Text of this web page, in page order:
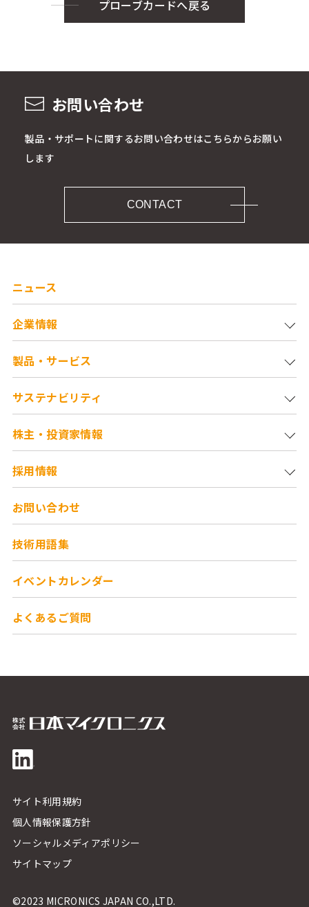
プローブカードへ戻る
お問い合わせ
製品・サポートに関するお問い合わせはこちらからお願い
します
CONTACT
ニュース
企業情報
製品・サービス
サステナビリティ
株主・投資家情報
採用情報
お問い合わせ
技術用語集
イベントカレンダー
よくあるご質問
サイト利用規約
個人情報保護方針
ソーシャルメディアポリシー
サイトマップ
©2023 MICRONICS JAPAN CO.,LTD.